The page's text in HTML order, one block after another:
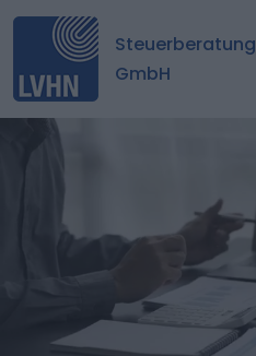
Steuerberatung
GmbH